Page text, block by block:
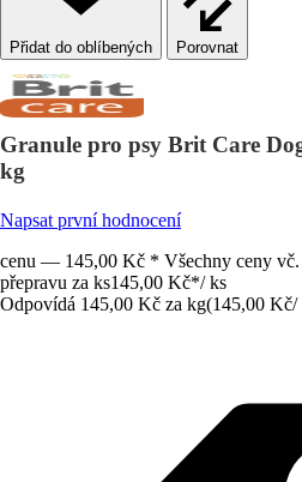
Porovnat
Granule pro psy Brit Care
kg
Napsat první hodnocení
cenu — 145,00 Kč * Všechny ceny vč.
přepravu za ks145,00 Kč*/ ks
Odpovídá 145,00 Kč za kg(145,00 Kč/